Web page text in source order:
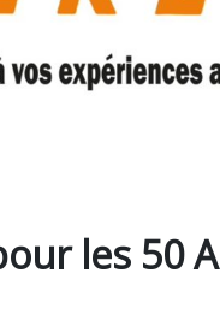
les 50